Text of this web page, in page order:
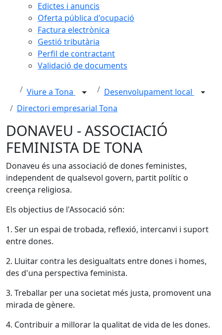
Edictes i anuncis
Oferta pública d'ocupació
Factura electrònica
Gestió tributària
Perfil de contractant
Validació de documents
Viure a Tona
Desenvolupament local
Directori empresarial Tona
DONAVEU - ASSOCIACIÓ
FEMINISTA DE TONA
Donaveu és una associació de dones feministes,
independent de qualsevol govern, partit polític o
creença religiosa.
Els objectius de l'Assocació són:
1. Ser un espai de trobada, reflexió, intercanvi i suport
entre dones.
2. Lluitar contra les desigualtats entre dones i homes,
des d'una perspectiva feminista.
3. Treballar per una societat més justa, promovent una
mirada de gènere.
4. Contribuir a millorar la qualitat de vida de les dones.